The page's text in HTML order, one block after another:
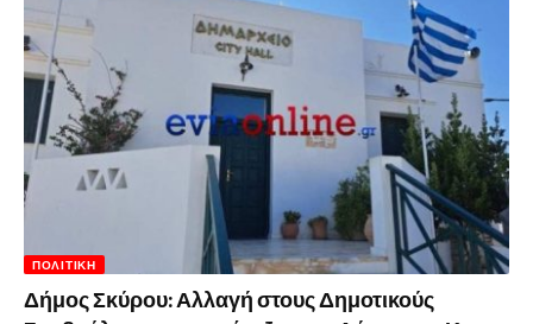
ΠΟΛΙΤΙΚΉ
Δήμος Σκύρου: Αλλαγή στους Δημοτικούς